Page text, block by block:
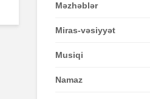
Məzhəblər
Miras-vəsiyyət
Musiqi
Namaz